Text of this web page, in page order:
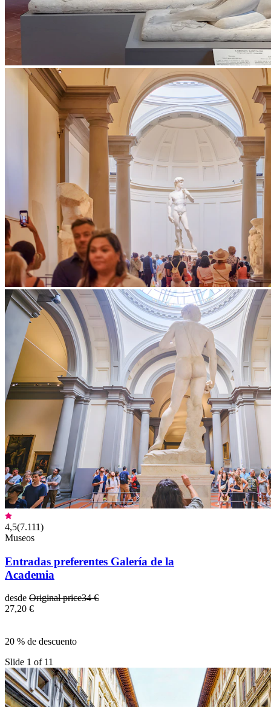
4,5(7.111)
Museos
Entradas preferentes Galería de la
Academia
desde Original price34 €
27,20 €
20 % de descuento
Slide 1 of 11